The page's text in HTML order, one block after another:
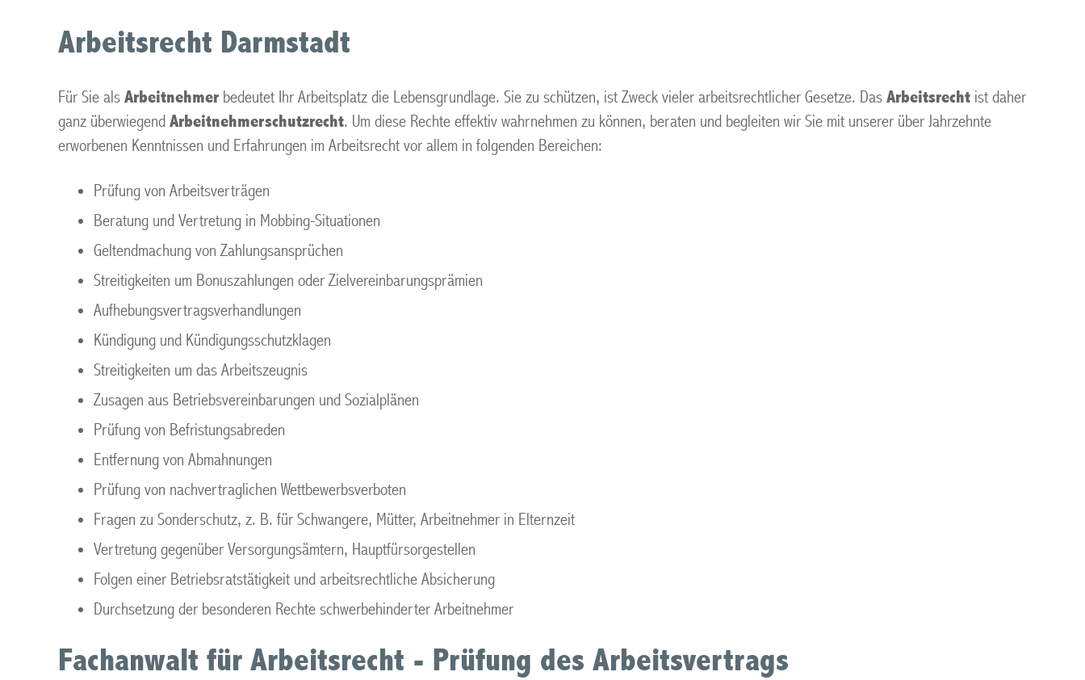
Arbeitsrecht Darmstadt
Für Sie als Arbeitnehmer bedeutet Ihr Arbeitsplatz die Lebensgrundlage. Sie zu schützen, ist Zweck vieler arbeitsrechtlicher Gesetze. Das Arbeitsrecht ist daher
ganz überwiegend Arbeitnehmerschutzrecht. Um diese Rechte effektiv wahrnehmen zu können, beraten und begleiten wir Sie mit unserer über Jahrzehnte
erworbenen Kenntnissen und Erfahrungen im Arbeitsrecht vor allem in folgenden Bereichen:
Prüfung von Arbeitsverträgen
Beratung und Vertretung in Mobbing-Situationen
Geltendmachung von Zahlungsansprüchen
Streitigkeiten um Bonuszahlungen oder Zielvereinbarungsprämien
Aufhebungsvertragsverhandlungen
Kündigung und Kündigungsschutzklagen
Streitigkeiten um das Arbeitszeugnis
Zusagen aus Betriebsvereinbarungen und Sozialplänen
Prüfung von Befristungsabreden
Entfernung von Abmahnungen
Prüfung von nachvertraglichen Wettbewerbsverboten
Fragen zu Sonderschutz, z. B. für Schwangere, Mütter, Arbeitnehmer in Elternzeit
Vertretung gegenüber Versorgungsämtern, Hauptfürsorgestellen
Folgen einer Betriebsratstätigkeit und arbeitsrechtliche Absicherung
Durchsetzung der besonderen Rechte schwerbehinderter Arbeitnehmer
Fachanwalt für Arbeitsrecht - Prüfung des Arbeitsvertrags